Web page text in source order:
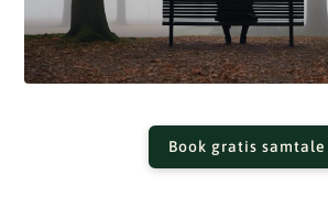
Book gratis samtale